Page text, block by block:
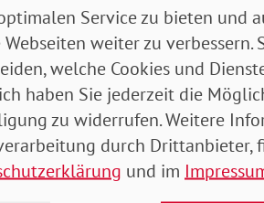
November 2022- 6 MB
Service zu bieten und
Webseiten weiter zu verbessern.
welche Cookies und
haben Sie jederzeit die
zu widerrufen. Weitere
durch Drittanbieter,
und im